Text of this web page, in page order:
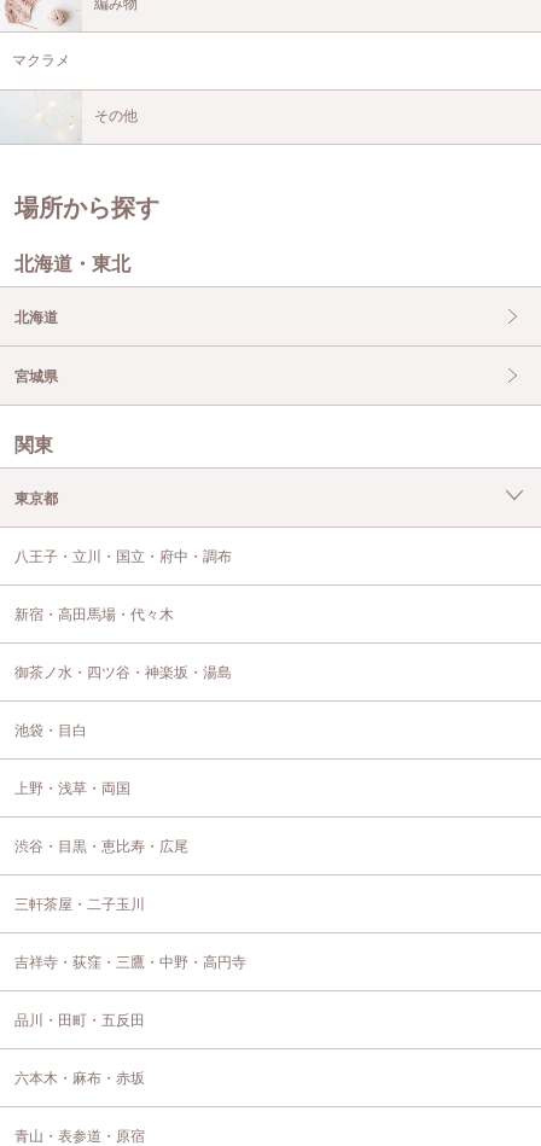
マクラメ
その他
場所から探す
北海道・東北
北海道
宮城県
関東
東京都
八王子・立川・国立・府中・調布
新宿・高田馬場・代々木
御茶ノ水・四ツ谷・神楽坂・湯島
池袋・目白
上野・浅草・両国
渋谷・目黒・恵比寿・広尾
三軒茶屋・二子玉川
吉祥寺・荻窪・三鷹・中野・高円寺
品川・田町・五反田
六本木・麻布・赤坂
青山・表参道・原宿